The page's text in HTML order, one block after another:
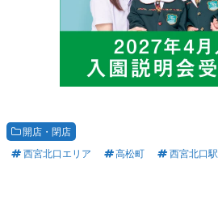
開店・閉店
西宮北口エリア
高松町 西宮北口駅